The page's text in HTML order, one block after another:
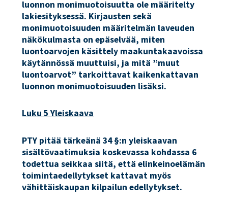
luonnon monimuotoisuutta ole määritelty
lakiesityksessä. Kirjausten sekä
monimuotoisuuden määritelmän laveuden
näkökulmasta on epäselvää, miten
luontoarvojen käsittely maakuntakaavoissa
käytännössä muuttuisi, ja mitä ”muut
luontoarvot” tarkoittavat kaikenkattavan
luonnon monimuotoisuuden lisäksi.
Luku 5 Yleiskaava
PTY pitää tärkeänä 34 §:n yleiskaavan
sisältövaatimuksia koskevassa kohdassa 6
todettua seikkaa siitä, että elinkeinoelämän
toimintaedellytykset kattavat myös
vähittäiskaupan kilpailun edellytykset.